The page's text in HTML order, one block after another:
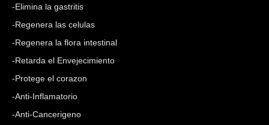
-Elimina la gastritis
-Regenera las celulas
-Regenera la flora intestinal
-Retarda el Envejecimiento
-Protege el corazon
-Anti-Inflamatorio
-Anti-Cancerigeno